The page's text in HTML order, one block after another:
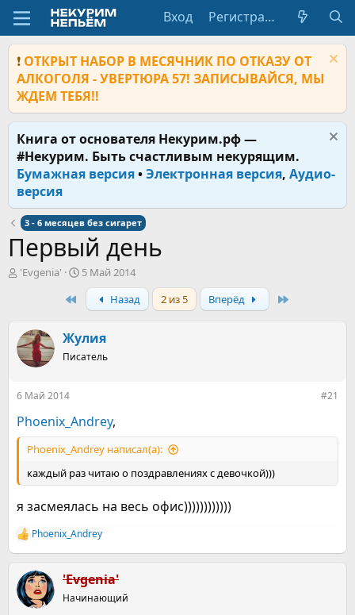
Вход Регистрация
❗ ОТКРЫТ НАБОР В МЕСЯЧНИК ПО ОТКАЗУ ОТ
АЛКОГОЛЯ - УВЕРТЮРА 57! ЗАПИСЫВАЙСЯ, МЫ
ЖДЕМ ТЕБЯ!!
Книга от основателя Некурим.рф —
#Некурим. Быть счастливым некурящим.
Бумажная версия•Электронная версия, Аудио-
версия
3 - 6 месяцев без сигарет
Первый день
А
т
е
'Evgenia'
Д
а
ч
5 Май 2014
Назад 2 из 5 Вперёд
Жулия
Писатель
6 Май 2014 #21
Phoenix_Andrey,
Phoenix_Andrey написал(а):
каждый раз читаю о поздравлениях с девочкой)))
я засмеялась на весь офис))))))))))))
Р
е
к
ц
и
Phoenix_Andrey
'Evgenia'
Начинающий